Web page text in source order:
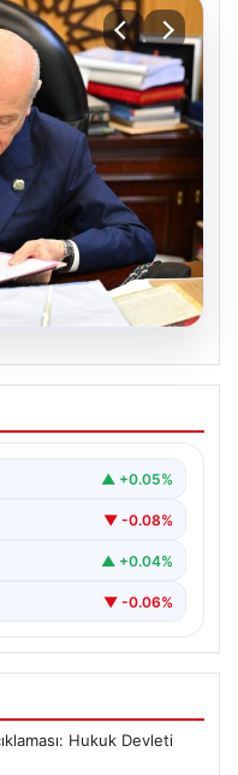
açıklaması:
▲ +0.05%
▼ -0.08%
▲ +0.04%
▼ -0.06%
Hukuk Devleti